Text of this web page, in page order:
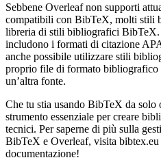
Sebbene Overleaf non supporti
compatibili con BibTeX, molti stili
libreria di stili bibliografici
includono i formati di citazione
anche possibile utilizzare stili
proprio file di formato
un’altra fonte.
Che tu stia usando BibTeX da solo
strumento essenziale per creare
tecnici. Per saperne di più sulla
BibTeX e Overleaf, visita bibtex.eu
documentazione!